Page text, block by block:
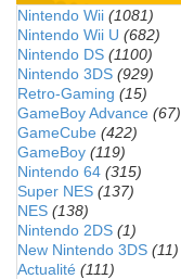
Nintendo Wii (1081)
Nintendo Wii U (682)
Nintendo DS (1100)
Nintendo 3DS (929)
Retro-Gaming (15)
GameBoy Advance (67)
GameCube (422)
GameBoy (119)
Nintendo 64 (315)
Super NES (137)
NES (138)
Nintendo 2DS (1)
New Nintendo 3DS (11)
Actualité (111)